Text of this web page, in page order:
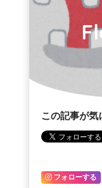
この記事が気
フォローする